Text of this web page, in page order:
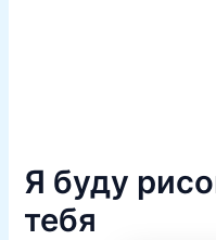
Я буду
тебя